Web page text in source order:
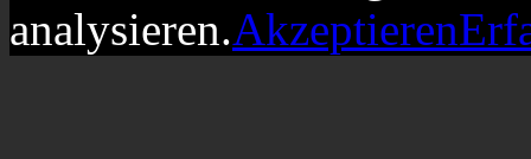
analysieren.Akzeptieren